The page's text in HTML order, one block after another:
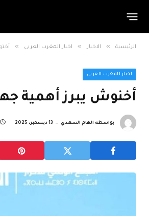
الرئيسية » الاخبار » اخبار المغرب العربي »
اخبار المغرب العربي
أخنوش يبرز أهمية
بواسطة الهام السعدي 13 ديسمبر، 2025